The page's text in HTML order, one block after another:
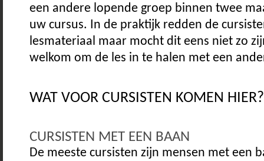
een andere lopende groep binnen twee
uw cursus. In de praktijk redden de
lesmateriaal maar mocht dit eens niet zo
welkom om de les in te halen met een
WAT VOOR CURSISTEN KOMEN HIER?
CURSISTEN MET EEN BAAN
De meeste cursisten zijn mensen met een